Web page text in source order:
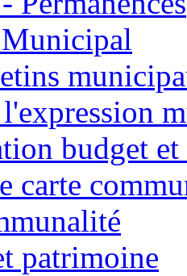
l'expression
budget
carte
patrimoine